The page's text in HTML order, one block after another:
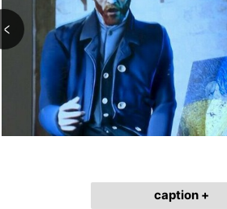
caption +